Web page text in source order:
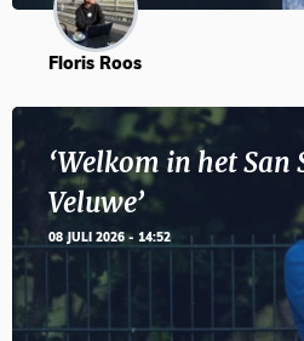
Floris Roos
‘Welkom in het San
Veluwe’
08 JULI 2026 - 14:52